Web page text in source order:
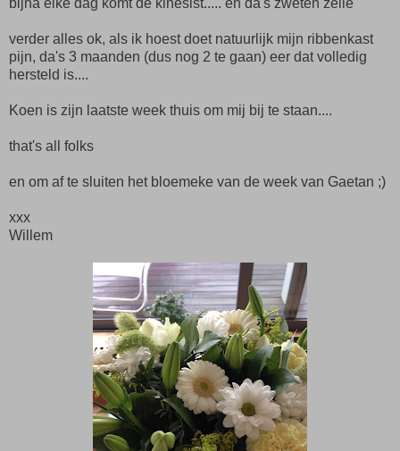
verder alles ok, als ik hoest doet natuurlijk mijn ribbenkast
pijn, da's 3 maanden (dus nog 2 te gaan) eer dat volledig
hersteld is....
Koen is zijn laatste week thuis om mij bij te staan....
that's all folks
en om af te sluiten het bloemeke van de week van Gaetan ;)
xxx
Willem